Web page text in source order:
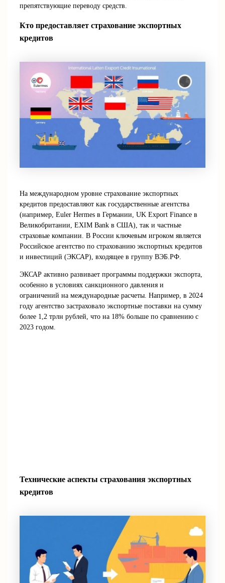
препятствующие переводу средств.
Кто предоставляет страхование экспортных
кредитов
На международном уровне страхование экспортных
кредитов предоставляют как государственные агентства
(например, Euler Hermes в Германии, UK Export Finance в
Великобритании, EXIM Bank в США), так и частные
страховые компании. В России ключевым игроком является
Российское агентство по страхованию экспортных кредитов
и инвестиций (ЭКСАР), входящее в группу ВЭБ.РФ.
ЭКСАР активно развивает программы поддержки экспорта,
особенно в условиях санкционного давления и
ограничений на международные расчеты. Например, в 2024
году агентство застраховало экспортные поставки на сумму
более 1,2 трлн рублей, что на 18% больше по сравнению с
2023 годом.
Технические аспекты страхования экспортных
кредитов